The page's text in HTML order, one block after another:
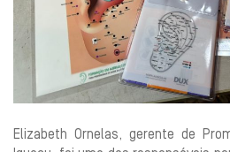
Elizabeth Ornelas, gerente de